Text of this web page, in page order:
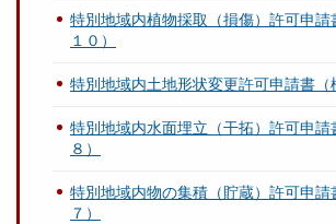
特別地域内植物採取（損傷）許可申請
１０）
特別地域内土地形状変更許可申請書（
特別地域内水面埋立（干拓）許可申請
８）
特別地域内物の集積（貯蔵）許可申請
７）